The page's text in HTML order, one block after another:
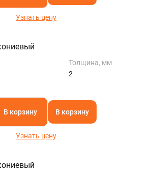
Узнать цену
Толщина, мм
2
В корзину В корзину
Узнать цену